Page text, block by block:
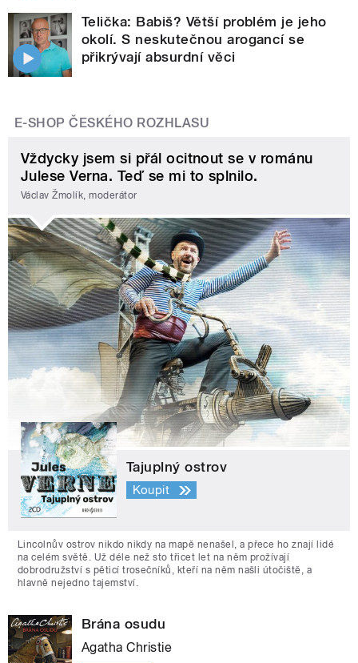
Telička: Babiš? Větší problém je jeho
okolí. S neskutečnou arogancí se
přikrývají absurdní věci
E-SHOP ČESKÉHO ROZHLASU
Vždycky jsem si přál ocitnout se v románu
Julese Verna. Teď se mi to splnilo.
Václav Žmolík, moderátor
Tajuplný ostrov
Koupit
Lincolnův ostrov nikdo nikdy na mapě nenašel, a přece ho znají lidé
na celém světě. Už déle než sto třicet let na něm prožívají
dobrodružství s pěticí trosečníků, kteří na něm našli útočiště, a
hlavně nejedno tajemství.
Brána osudu
Agatha Christie